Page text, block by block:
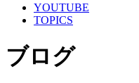
YOUTUBE
TOPICS
ブログ